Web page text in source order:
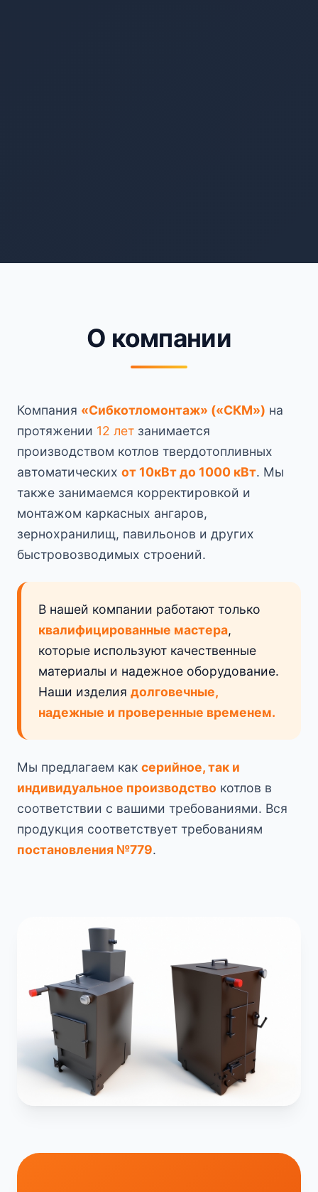
О компании
Компания «Сибкотломонтаж» («СКМ») на
протяжении 12 лет занимается
производством котлов твердотопливных
автоматических от 10кВт до 1000 кВт. Мы
также занимаемся корректировкой и
монтажом каркасных ангаров,
зернохранилищ, павильонов и других
быстровозводимых строений.
В нашей компании работают только
квалифицированные мастера,
которые используют качественные
материалы и надежное оборудование.
Наши изделия долговечные,
надежные и проверенные временем.
Мы предлагаем как серийное, так и
индивидуальное производство котлов в
соответствии с вашими требованиями. Вся
продукция соответствует требованиям
постановления №779.